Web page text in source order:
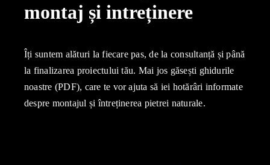
montaj și intreținere
Îți suntem alături la fiecare pas, de la consultanță și până
la finalizarea proiectului tău. Mai jos găsești ghidurile
noastre (PDF), care te vor ajuta să iei hotărâri informate
despre montajul și întreținerea pietrei naturale.